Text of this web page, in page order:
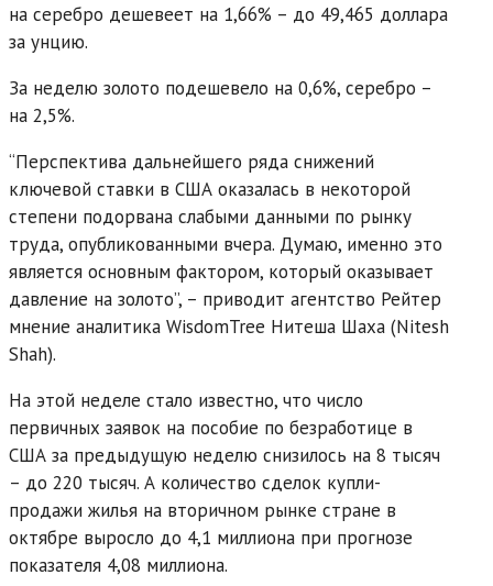
на серебро дешевеет на 1,66% – до 49,465 доллара
за унцию.
За неделю золото подешевело на 0,6%, серебро –
на 2,5%.
“Перспектива дальнейшего ряда снижений
ключевой ставки в США оказалась в некоторой
степени подорвана слабыми данными по рынку
труда, опубликованными вчера. Думаю, именно это
является основным фактором, который оказывает
давление на золото”, – приводит агентство Рейтер
мнение аналитика WisdomTree Нитеша Шаха (Nitesh
Shah).
На этой неделе стало известно, что число
первичных заявок на пособие по безработице в
США за предыдущую неделю снизилось на 8 тысяч
– до 220 тысяч. А количество сделок купли-
продажи жилья на вторичном рынке стране в
октябре выросло до 4,1 миллиона при прогнозе
показателя 4,08 миллиона.